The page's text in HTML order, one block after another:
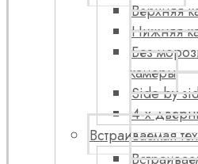
Верхняя
Нижняя
Без
камеры
Side by
4-х
Встраиваемая